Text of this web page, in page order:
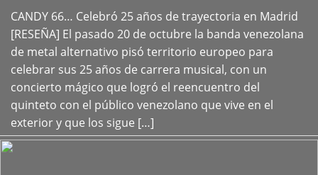
CANDY 66… Celebró 25 años de trayectoria en Madrid
[RESEÑA] El pasado 20 de octubre la banda venezolana
de metal alternativo pisó territorio europeo para
celebrar sus 25 años de carrera musical, con un
concierto mágico que logró el reencuentro del
quinteto con el público venezolano que vive en el
exterior y que los sigue […]
+